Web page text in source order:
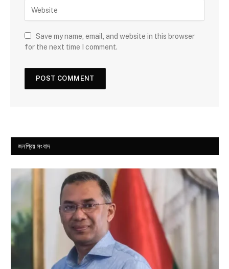
Save my name, email, and website in this browser
for the next time I comment.
জনপ্রিয় সংবাদ